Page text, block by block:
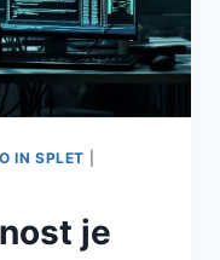
IN SPLET
je